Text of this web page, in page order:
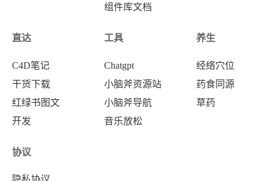
组件库文档
直达
C4D笔记
干货下载
红绿书图文
开发
工具
Chatgpt
小脑斧资源站
小脑斧导航
音乐放松
养生
经络穴位
药食同源
草药
协议